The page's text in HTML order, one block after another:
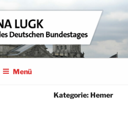
LUGK
BUNDESTAGES
Menü
Kategorie:Hemer